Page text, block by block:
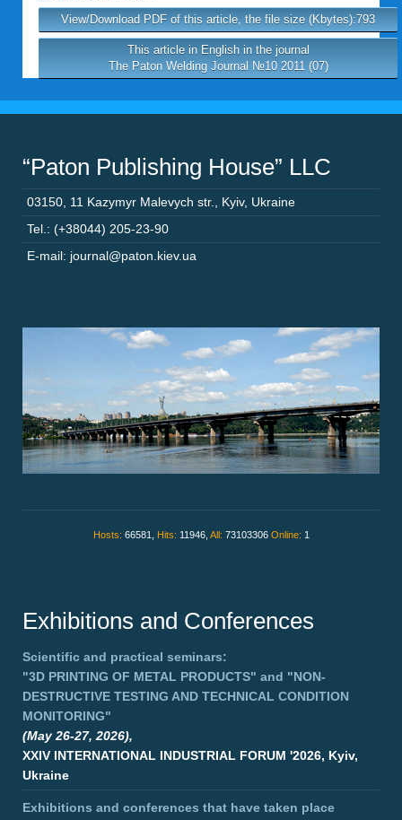
View/Download PDF of this article, the file size (Kbytes):793
This article in English in the journal
The Paton Welding Journal №10 2011 (07)
“Paton Publishing House” LLC
03150 11 Kazymyr Malevych str. Kyiv, Ukraine
Tel.: (+38044) 205-23-90
E-mail: journal@paton.kiev.ua
Hosts: 66581, Hits: 11946, All: 73103306 Online: 1
Exhibitions and Conferences
Scientific and practical seminars:
"3D PRINTING OF METAL PRODUCTS" and "NON-
DESTRUCTIVE TESTING AND TECHNICAL CONDITION
MONITORING"
(May 26-27, 2026),
XXIV INTERNATIONAL INDUSTRIAL FORUM '2026, Kyiv,
Ukraine
Exhibitions and conferences that have taken place